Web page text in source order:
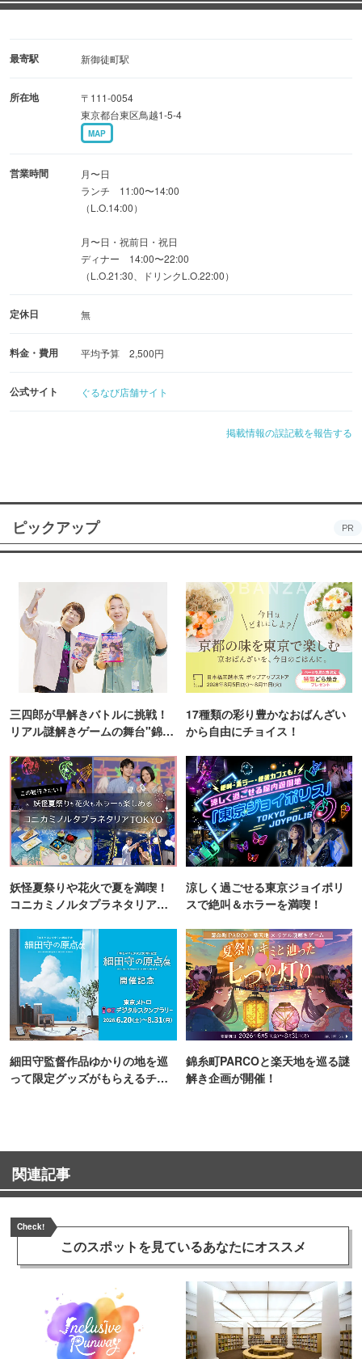
どなたでも安心してお食事をお楽しみいただけます。
木の温もりが感じられる広々とした空間で
最寄駅 新御徒町駅
所在地
〒111-0054
東京都台東区鳥越1-5-4
MAP
営業時間
月〜日
ランチ 11:00〜14:00
（L.O.14:00）
月〜日・祝前日・祝日
ディナー 14:00〜22:00
（L.O.21:30、ドリンクL.O.22:00）
定休日 無
料金・費用 平均予算 2,500円
公式サイト ぐるなび店舗サイト
掲載情報の誤記載を報告する
ピックアップ PR
三四郎が早解きバトルに挑戦！
リアル謎解きゲームの舞台"錦糸
17種類の彩り豊かなおばんざい
から自由にチョイス！
妖怪夏祭りや花火で夏を満喫！
コニカミノルタプラネタリア
涼しく過ごせる東京ジョイポリ
スで絶叫＆ホラーを満喫！
細田守監督作品ゆかりの地を巡
って限定グッズがもらえるチャ
錦糸町PARCOと楽天地を巡る謎
解き企画が開催！
関連記事
Check!
このスポットを見ているあなたにオススメ